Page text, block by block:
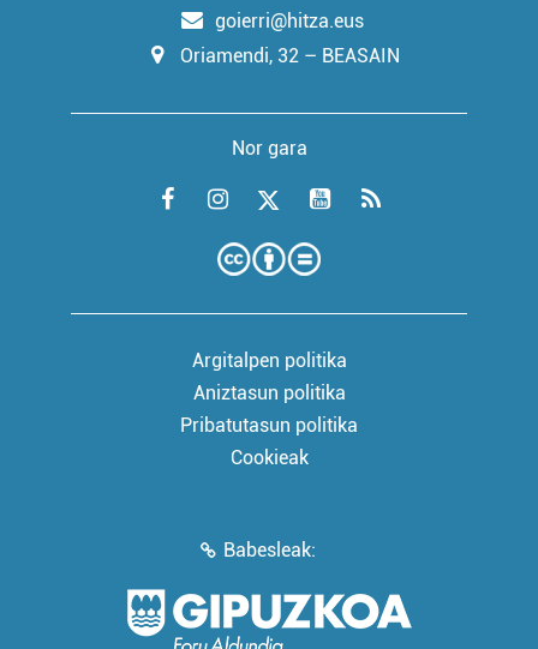
goierri@hitza.eus
Oriamendi, 32 – BEASAIN
Nor gara
Argitalpen politika
Aniztasun politika
Pribatutasun politika
Cookieak
Babesleak: